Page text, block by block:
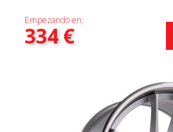
Empezando en:
334€